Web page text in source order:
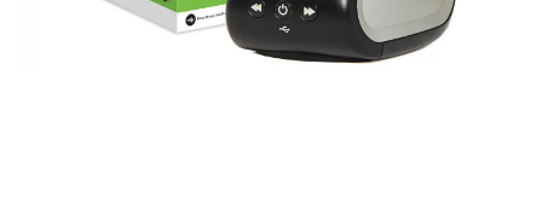
Iluminat & Electrice